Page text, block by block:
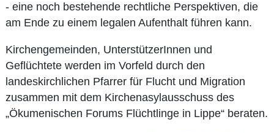
- eine noch bestehende rechtliche Perspektiven, die
am Ende zu einem legalen Aufenthalt führen kann.
Kirchengemeinden, UnterstützerInnen und
Geflüchtete werden im Vorfeld durch den
landeskirchlichen Pfarrer für Flucht und Migration
zusammen mit dem Kirchenasylausschuss des
„Ökumenischen Forums Flüchtlinge in Lippe“ beraten.